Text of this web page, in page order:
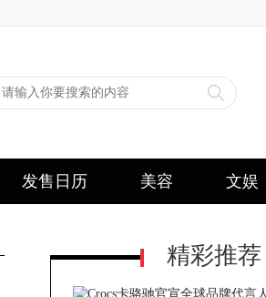
发售日历 美容 文娱
精彩推荐